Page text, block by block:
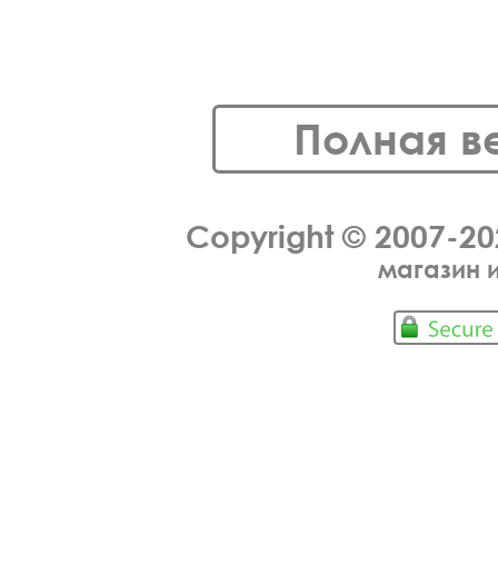
Полная
Copyright © 2007-
магазин